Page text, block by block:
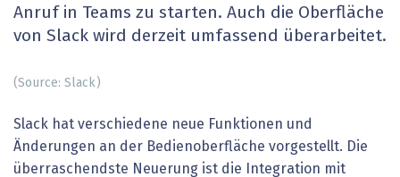
Anruf in Teams zu starten. Auch die Oberfläche
von Slack wird derzeit umfassend überarbeitet.
(Source: Slack)
Slack hat verschiedene neue Funktionen und
Änderungen an der Bedienoberfläche vorgestellt. Die
überraschendste Neuerung ist die Integration mit